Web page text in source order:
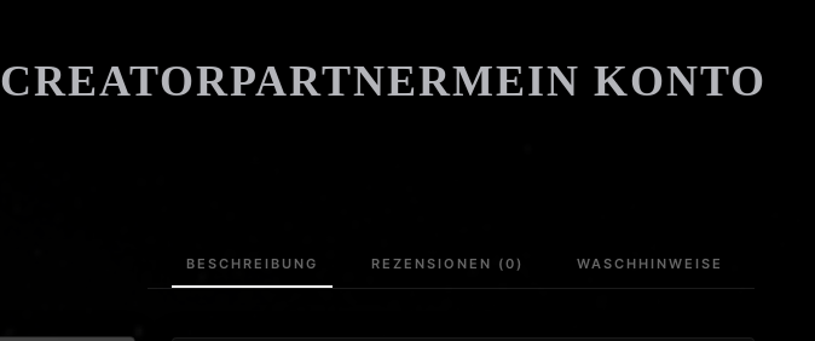
CREATORPARTNERMEIN KONTO
BESCHREIBUNG REZENSIONEN (0) WASCHHINWEISE